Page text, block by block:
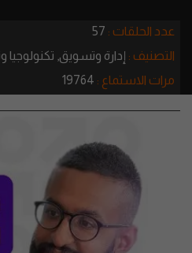
عدد الحلقات : 57
التصنيف : إدارة وتسويق, تكنولوجيا
مرات الاستماع : 19764